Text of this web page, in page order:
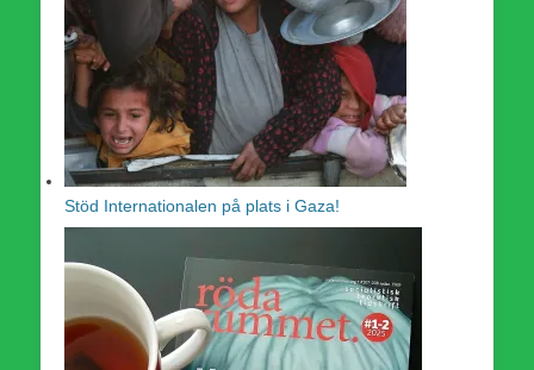
Stöd Internationalen på plats i Gaza!